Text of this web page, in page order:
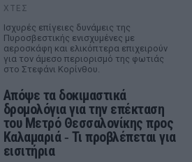
ΧΤΕΣ
Ισχυρές επίγειες δυνάμεις της
Πυροσβεστικής ενισχυμένες με
αεροσκάφη και ελικόπτερα επιχειρούν
για τον άμεσο περιορισμό της φωτιάς
στο Στεφάνι Κορίνθου.
Απόψε τα δοκιμαστικά
δρομολόγια για την επέκταση
του Μετρό Θεσσαλονίκης προς
Καλαμαριά ‑ Τι προβλέπεται για
εισιτήρια